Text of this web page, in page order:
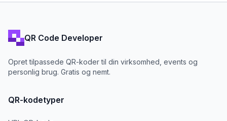
QR Code Developer
Opret tilpassede QR-koder til din virksomhed, events og
personlig brug. Gratis og nemt.
QR-kodetyper